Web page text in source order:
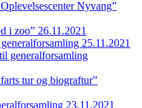
Nyvang”
i zoo” 26.11.2021
25.11.2021
generalforsamling
tur og biograftur”
23.11.2021